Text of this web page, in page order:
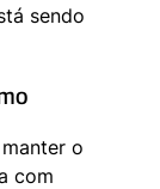
sendo
o
com